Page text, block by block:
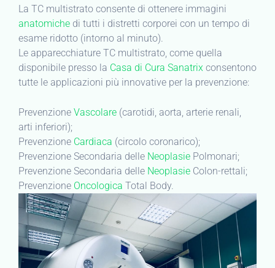
La TC multistrato consente di ottenere immagini
anatomiche di tutti i distretti corporei con un tempo di
esame ridotto (intorno al minuto).
Le apparecchiature TC multistrato, come quella
disponibile presso la Casa di Cura Sanatrix consentono
tutte le applicazioni più innovative per la prevenzione:
Prevenzione Vascolare (carotidi, aorta, arterie renali,
arti inferiori);
Prevenzione Cardiaca (circolo coronarico);
Prevenzione Secondaria delle Neoplasie Polmonari;
Prevenzione Secondaria delle Neoplasie Colon-rettali;
Prevenzione Oncologica Total Body.